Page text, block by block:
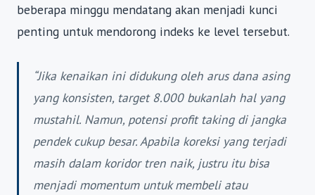
beberapa minggu mendatang akan menjadi kunci
penting untuk mendorong indeks ke level tersebut.
“Jika kenaikan ini didukung oleh arus dana asing
yang konsisten, target 8.000 bukanlah hal yang
mustahil. Namun, potensi profit takingdi jangka
pendek cukup besar. Apabila koreksi yang terjadi
masih dalam koridor tren naik, justru itu bisa
menjadi momentum untuk membeli atau